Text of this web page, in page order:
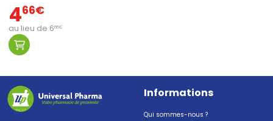
466€
au lieu de 665€
Informations
Qui sommes-nous ?